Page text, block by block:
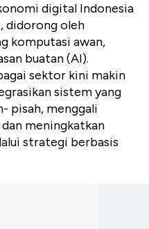
digital Indonesia
didorong oleh
komputasi awan,
buatan (AI).
sektor kini makin
sistem yang
pisah, menggali
meningkatkan
strategi berbasis